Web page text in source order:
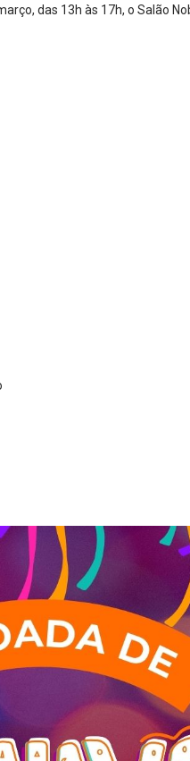
das 13h às 17h, o Salão